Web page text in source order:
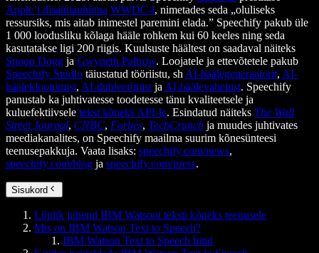
Apple’i disainiauhinna WWDC-l, nimetades seda „oluliseks
ressursiks, mis aitab inimestel paremini elada.” Speechify pakub üle
1 000 loodusliku kõlaga hääle rohkem kui 60 keeles ning seda
kasutatakse ligi 200 riigis. Kuulsuste häältest on saadaval näiteks
Snoop Dogg ja Gwyneth Paltrow. Loojatele ja ettevõtetele pakub
Speechify Studio täiustatud tööriistu, sh AI-häälegeneraatorit, AI-
häälekloonimist, AI-dubleerimist ja AI-häälevahetust. Speechify
panustab ka juhtivatesse toodetesse tänu kvaliteetsele ja
kuluefektiivsele tekst kõneks API-le. Esindatud näiteks The Wall
Street Journal, CNBC, Forbes, TechCrunch ja muudes juhtivates
meediakanalites, on Speechify maailma suurim kõnesünteesi
teenusepakkuja. Vaata lisaks: speechify.com/news,
speechify.com/blog ja speechify.com/press.
Sisukord
Lõplik juhend IBM Watsoni teksti kõneks teenusele
Mis on IBM Watson Text to Speech?
IBM Watson Text to Speech hind